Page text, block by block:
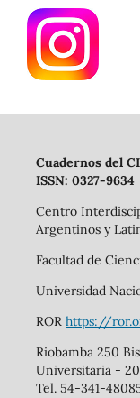
Cuadernos del
ISSN: 0327-9634
Centro
Argentinos y
Facultad de
Universidad
ROR https://
Riobamba 250
Universitaria -
Tel. 54-341-